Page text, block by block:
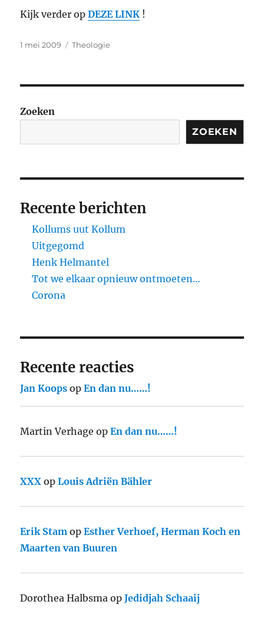
Kijk verder opDEZE LINK !
Geplaatst
1 mei 2009 Categorieën
Theologie
Zoeken
ZOEKEN
Recente berichten
Kollums uut Kollum
Uitgegomd
Henk Helmantel
Tot we elkaar opnieuw ontmoeten…
Corona
Recente reacties
Jan Koops opEn dan nu……!
Martin Verhage opEn dan nu……!
XXX opLouis Adriën Bähler
Erik Stam opEsther Verhoef, Herman Koch en
Maarten van Buuren
Dorothea Halbsma opJedidjah Schaaij